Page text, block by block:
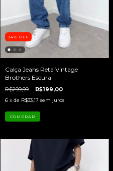
34% OFF
Calça Jeans Reta Vintage
Brothers Escura
R$299,99 R$199,00
6 x de R$33,17 sem juros
COMPRAR